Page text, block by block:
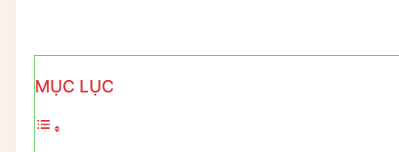
MỤC LỤC